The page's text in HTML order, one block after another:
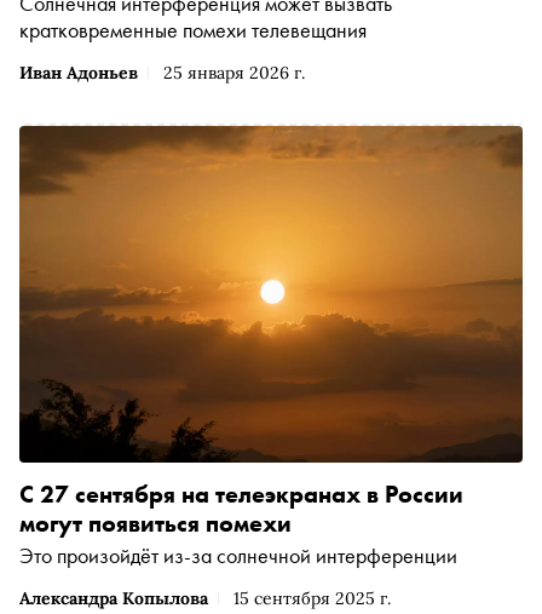
Иван Адоньев 25 января 2026 г.
кратковременные помехи телевещания
Александра Копылова 15 сентября 2025 г.
С 27 сентября на телеэкранах в России
могут появиться помехи
Это произойдёт из-за солнечной интерференции